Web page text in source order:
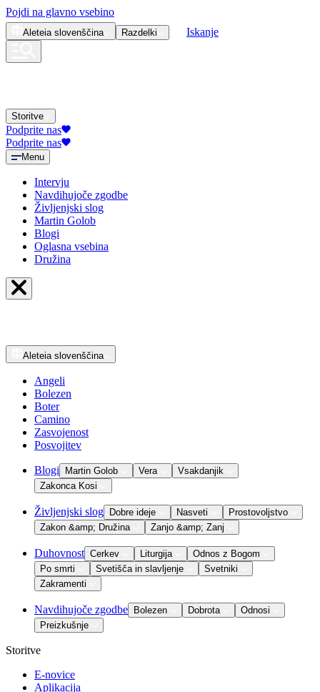
Pojdi na glavno vsebino
Aleteia slovenščina Razdelki Iskanje
Storitve
Podprite nas
Podprite nas
Menu
Intervju
Navdihujoče zgodbe
Življenjski slog
Martin Golob
Blogi
Oglasna vsebina
Družina
Aleteia slovenščina
Angeli
Bolezen
Boter
Camino
Zasvojenost
Posvojitev
Blogi Martin Golob Vera
Vsakdanjik
Zakonca Kosi
Življenjski slog Dobre ideje Nasveti
Prostovoljstvo
Zakon &amp; Družina
Zanjo &amp; Zanj
Duhovnost Cerkev Liturgija
Odnos z Bogom
Po smrti
Svetišča in slavljenje
Svetniki
Zakramenti
Navdihujoče zgodbe Bolezen Dobrota
Odnosi
Preizkušnje
Storitve
E-novice
Aplikacija